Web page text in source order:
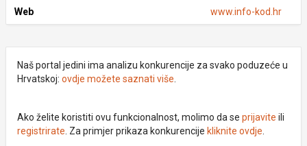
Web www.info-kod.hr
Naš portal jedini ima analizu konkurencije za svako poduzeće u
Hrvatskoj: ovdje možete saznati više
Ako želite koristiti ovu funkcionalnost, molimo da se prijavite ili
registrirate . Za primjer prikaza konkurencije kliknite ovdje